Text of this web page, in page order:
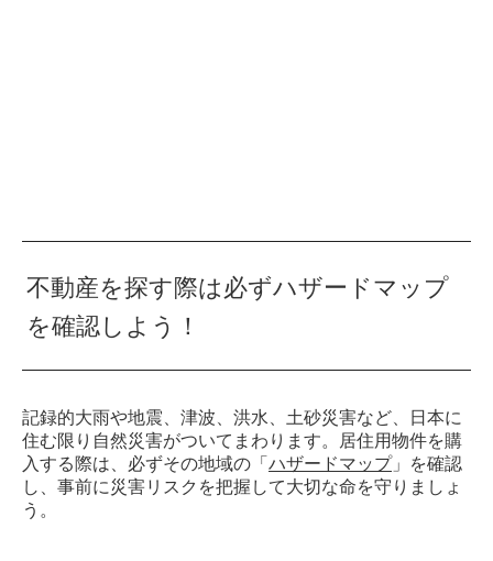
不動産を探す際は必ずハザードマップ
を確認しよう！
記録的大雨や地震、津波、洪水、土砂災害など、日本に
住む限り自然災害がついてまわります。居住用物件を購
入する際は、必ずその地域の「 ハザードマップ」を確認
し、事前に災害リスクを把握して大切な命を守りましょ
う。